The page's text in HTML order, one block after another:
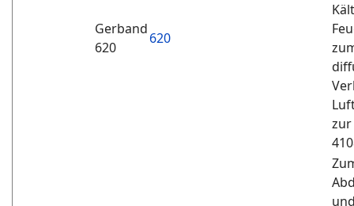
Gerband
620
620
zur